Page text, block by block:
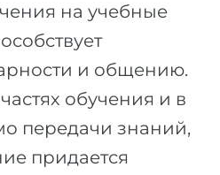
на учебные
и общению.
обучения и в
передачи знаний,
придается